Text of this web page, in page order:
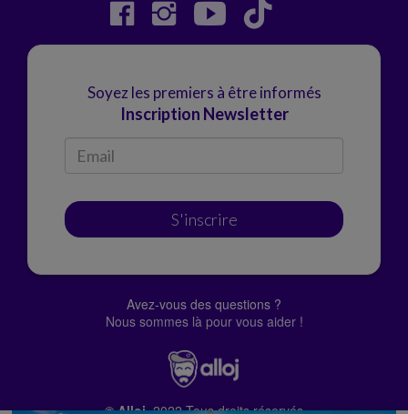
Soyez les premiers à être informés
Inscription Newsletter
S'inscrire
Avez-vous des questions ?
Nous sommes là pour vous aider !
© Alloj.2022 Tous droits réservés